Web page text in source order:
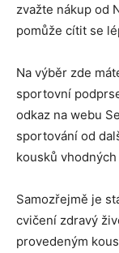
zvažte nákup od
pomůže cítit se
Na výběr zde
sportovní
odkaz na webu
sportování od
kousků
Samozřejmě je
cvičení zdravý
provedeným